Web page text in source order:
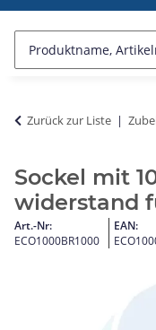
Zurück zur Liste
Sockel mit
widerstand
Art.-Nr:
ECO1000BR1000
EAN: